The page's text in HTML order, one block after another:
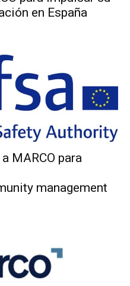
en España
MARCO para
management